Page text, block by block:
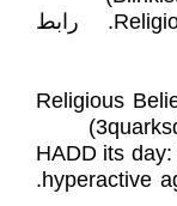
Religion Explained. MentalHealth.com. رابط
Religious
HADD its
hyperactive agency detection device. The Skeptic.